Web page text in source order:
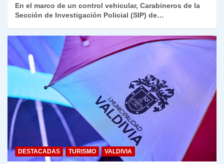
En el marco de un control vehicular, Carabineros de la
Sección de Investigación Policial (SIP) de…
DESTACADAS TURISMO VALDIVIA